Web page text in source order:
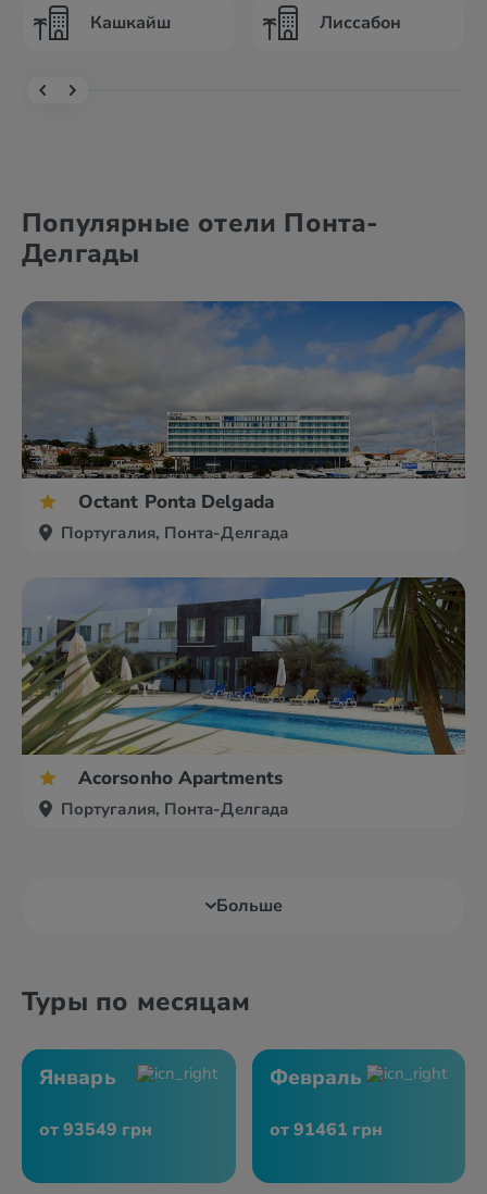
Кашкайш Лиссабон
Популярные отели Понта-
Делгады
Octant Ponta Delgada
Португалия, Понта-Делгада
Acorsonho Apartments
Португалия, Понта-Делгада
Больше
Туры по месяцам
Январь
от 93549 грн
Февраль
от 91461 грн